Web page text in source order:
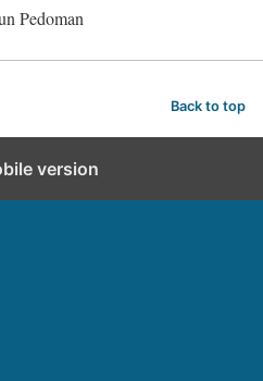
Pedoman
Back to top
version